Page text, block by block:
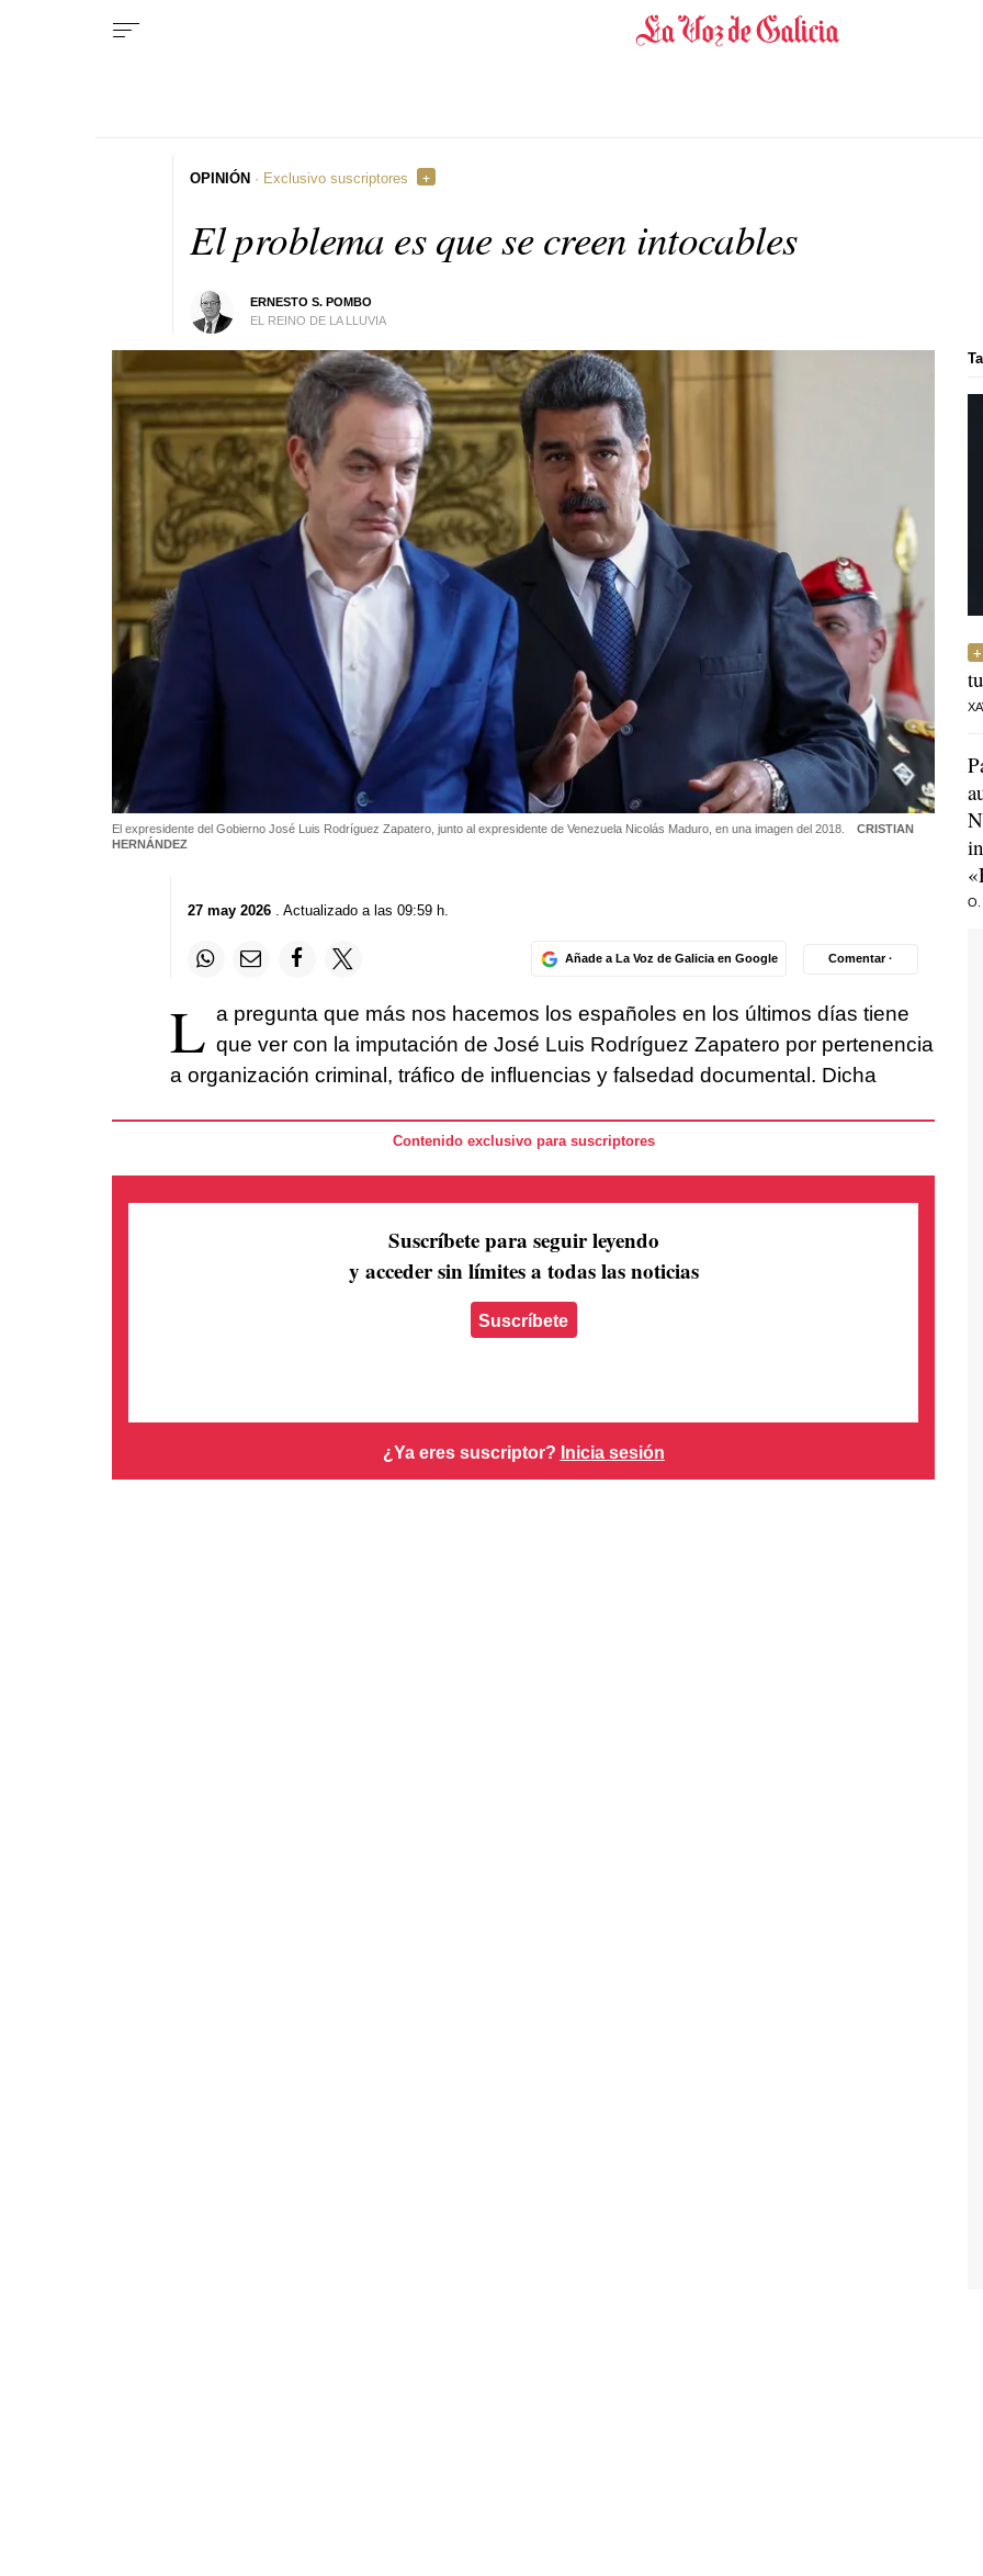
El problema es que se creen intocables
ERNESTO S. POMBO
EL REINO DE LA LLUVIA
OPINIÓN · Exclusivo suscriptores
El expresidente del Gobierno José Luis Rodríguez Zapatero, junto al expresidente de Venezuela Nicolás Maduro, en una imagen del 2018.
CRISTIAN
HERNÁNDEZ
27 may 2026. Actualizado a las 09:59 h.
Añade a La Voz de Galicia en Google Comentar ·
L a pregunta que más nos hacemos los españoles en los últimos días tiene
que ver con la imputación de José Luis Rodríguez Zapatero por pertenencia
a organización criminal, tráfico de influencias y falsedad documental. Dicha
Contenido exclusivo para suscriptores
Suscríbete para seguir leyendo
y acceder sin límites a todas las noticias
Suscríbete
¿Ya eres suscriptor? Inicia sesión
O.